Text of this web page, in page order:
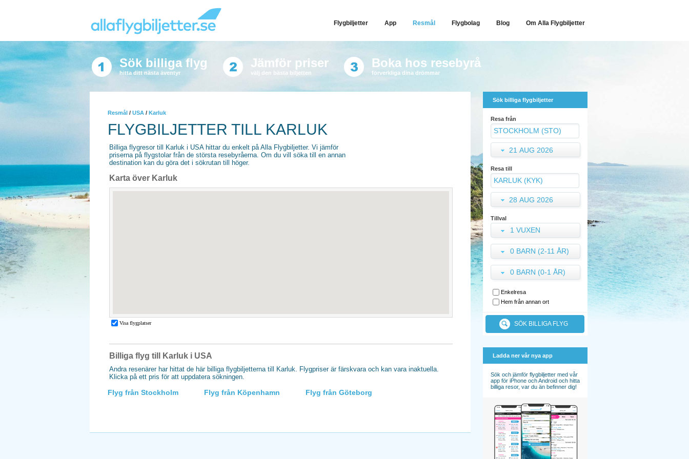
Flygbiljetter App Resmål Flygbolag Blog Om Alla Flygbiljetter
Sök billiga flyg
hitta ditt nästa äventyr
Jämför priser
välj den bästa biljetten
Boka hos resebyrå
förverkliga dina drömmar
Resmål / USA / Karluk
FLYGBILJETTER TILL KARLUK
Billiga flygresor till Karluk i USA hittar du enkelt på Alla Flygbiljetter. Vi jämför
priserna på flygstolar från de största resebyråerna. Om du vill söka till en annan
destination kan du göra det i sökrutan till höger.
Karta över Karluk
Billiga flyg till Karluk i USA
Andra resenärer har hittat de här billiga flygbiljetterna till Karluk. Flygpriser är färskvara och kan vara inaktuella.
Klicka på ett pris för att uppdatera sökningen.
Flyg från Stockholm Flyg från Köpenhamn Flyg från Göteborg
Sök billiga flygbiljetter
Resa från
21 AUG 2026
Resa till
28 AUG 2026
Tillval
1 VUXEN
0 BARN (2-11 ÅR)
0 BARN (0-1 ÅR)
Enkelresa
Hem från annan ort
SÖK BILLIGA FLYG
Ladda ner vår nya app
Sök och jämför flygbiljetter med vår
app för iPhone och Android och hitta
billiga resor, var du än befinner dig!